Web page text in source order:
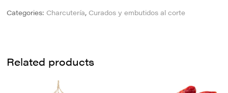
Categories:Charcutería,Curados y embutidos al corte
Related products